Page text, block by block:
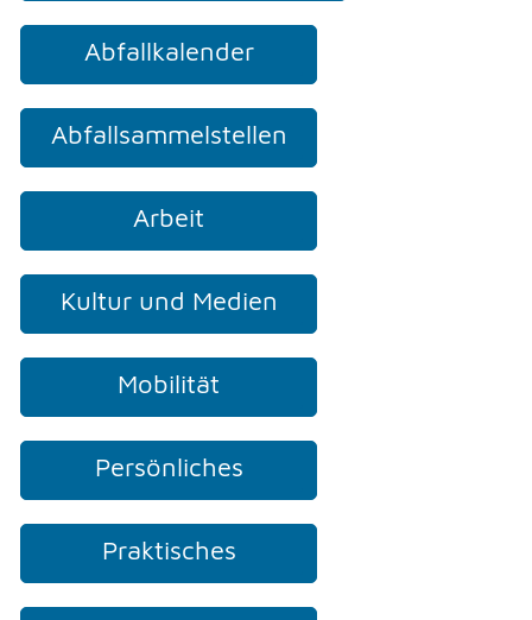
GEWERBE
NOTFALL
TELEFON
LOGIN
Abfallkalender
Abfallsammelstellen
Arbeit
Kultur und Medien
Mobilität
Persönliches
Praktisches